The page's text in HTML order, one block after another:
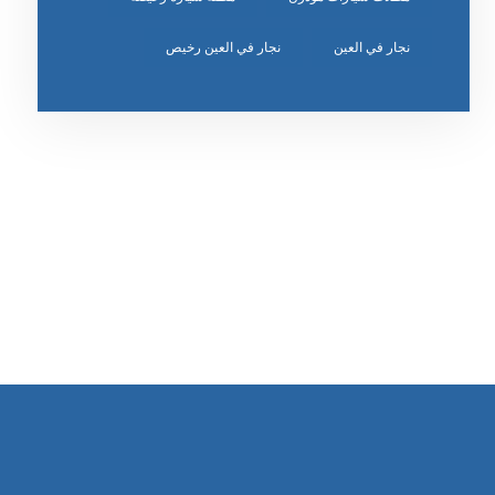
نجار في العين نجار في العين رخيص